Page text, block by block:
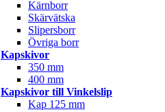
Kärnborr
Skärvätska
Slipersborr
Övriga borr
Kapskivor
350 mm
400 mm
Kapskivor till Vinkelslip
Kap 125 mm